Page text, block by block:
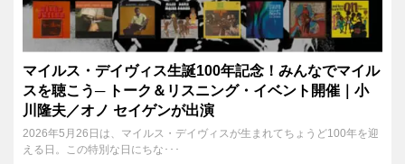
マイルス・デイヴィス生誕100年記念！みんなでマイル
スを聴こう─ トーク＆リスニング・イベント開催｜小
川隆夫／オノ セイゲンが出演
2026年5月26日は、マイルス・デイヴィスが生まれてちょうど100年を迎
える日。この特別な日にちな･･･